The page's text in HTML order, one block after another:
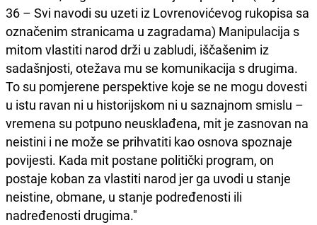
36 – Svi navodi su uzeti iz Lovrenovićevog rukopisa sa
označenim stranicama u zagradama) Manipulacija s
mitom vlastiti narod drži u zabludi, iščašenim iz
sadašnjosti, otežava mu se komunikacija s drugima.
To su pomjerene perspektive koje se ne mogu dovesti
u istu ravan ni u historijskom ni u saznajnom smislu –
vremena su potpuno neusklađena, mit je zasnovan na
neistini i ne može se prihvatiti kao osnova spoznaje
povijesti. Kada mit postane politički program, on
postaje koban za vlastiti narod jer ga uvodi u stanje
neistine, obmane, u stanje podređenosti ili
nadređenosti drugima."